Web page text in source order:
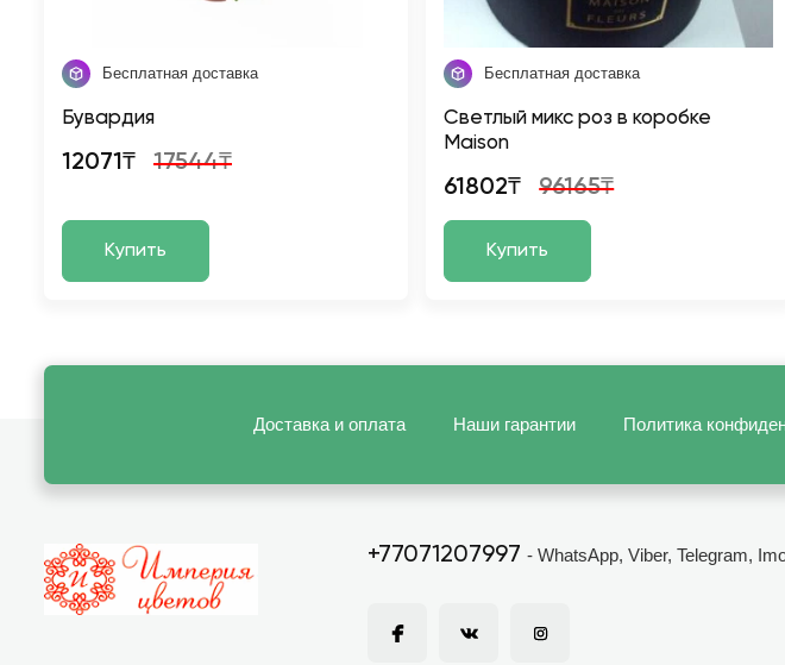
Бесплатная доставка
Бувардия
12071₸ 17544₸
Купить
Бесплатная доставка
Светлый микс роз в коробке
Maison
61802₸ 96165₸
Купить
Доставка и оплата Наши гарантии Политика
+77071207997 - WhatsApp, Viber, Telegram,